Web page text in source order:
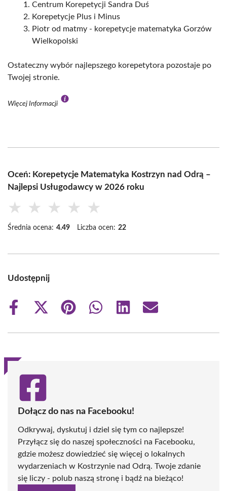
Centrum Korepetycji Sandra Duś
Korepetycje Plus i Minus
Piotr od matmy - korepetycje matematyka Gorzów
Wielkopolski
Ostateczny wybór najlepszego korepetytora pozostaje po
Twojej stronie.
Więcej Informacji
Oceń: Korepetycje Matematyka Kostrzyn nad Odrą –
Najlepsi Usługodawcy w 2026 roku
★ ★ ★ ★ ★
Średnia ocena: 4.49 Liczba ocen: 22
Udostępnij
Share
Share
(Twitter)
Share
Share
Share
Share
Dołącz do nas na Facebooku!
Odkrywaj, dyskutuj i dziel się tym co najlepsze!
Przyłącz się do naszej społeczności na Facebooku,
gdzie możesz dowiedzieć się więcej o lokalnych
wydarzeniach w Kostrzynie nad Odrą. Twoje zdanie
się liczy - polub naszą stronę i bądź na bieżąco!